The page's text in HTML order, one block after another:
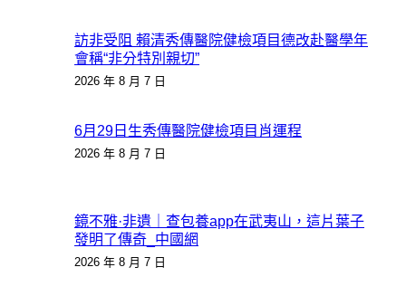
訪非受阻 賴清秀傳醫院健檢項目德改赴醫學年
會稱“非分特別親切”
2026 年 8 月 7 日
6月29日生秀傳醫院健檢項目肖運程
2026 年 8 月 7 日
鏡不雅·非遺｜查包養app在武夷山，這片葉子
發明了傳奇_中國網
2026 年 8 月 7 日